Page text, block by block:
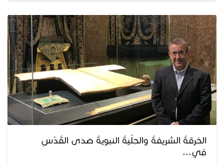
الخرقةُ الشريفةُ والحِلْيَةُ النبويةُ صَدَى القُدْسِ
فِي...